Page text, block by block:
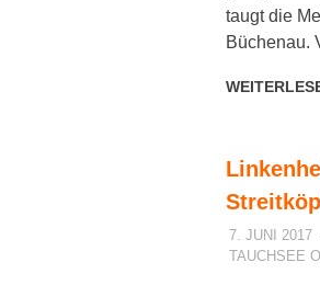
taugt die
Büchenau.
7. JUNI 2017
TAUCHSEE